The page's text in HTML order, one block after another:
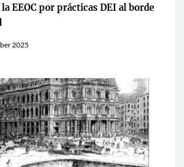
EEOC por prácticas DEI al borde
2025